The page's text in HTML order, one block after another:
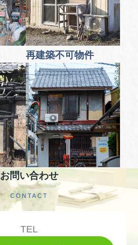
再建築不可物件
お問い合わせ
CONTACT
TEL